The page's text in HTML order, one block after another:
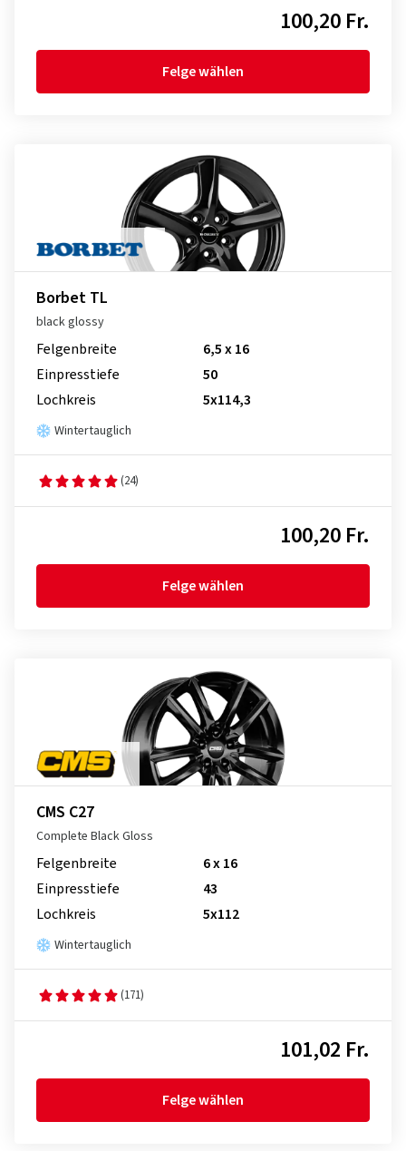
100,20 Fr.
Felge wählen
Borbet TL
black glossy
Felgenbreite
6,5 x 16
Einpresstiefe
50
Lochkreis
5x114,3
Wintertauglich
(24)
100,20 Fr.
Felge wählen
CMS C27
Complete Black Gloss
Felgenbreite
6 x 16
Einpresstiefe
43
Lochkreis
5x112
Wintertauglich
(171)
101,02 Fr.
Felge wählen